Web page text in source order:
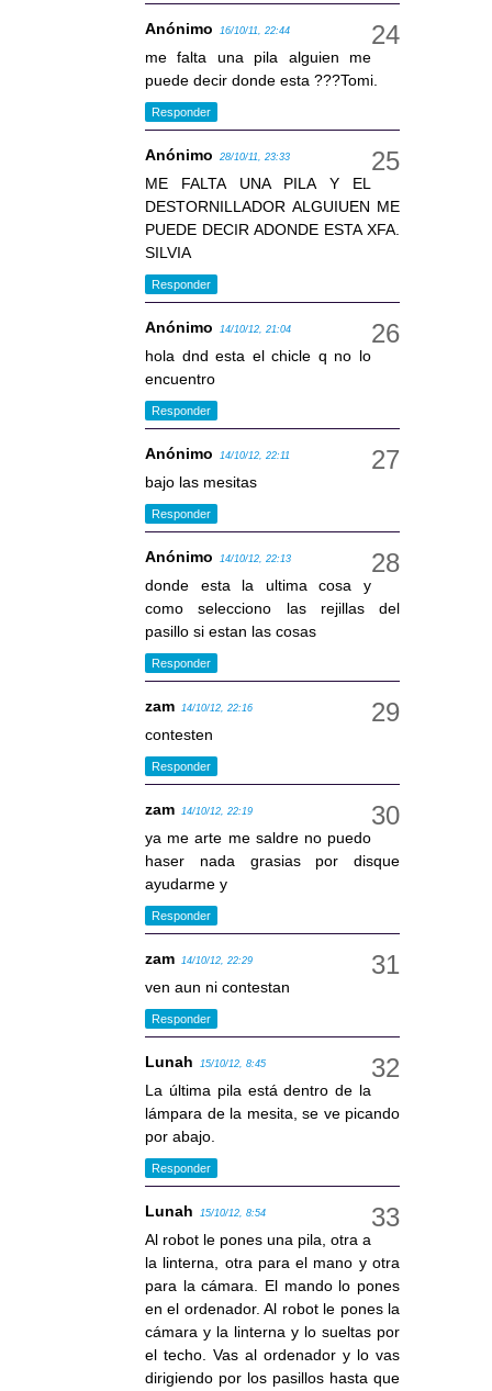
Anónimo 16/10/11, 22:44
me falta una pila alguien me
puede decir donde esta ???Tomi.
Responder
Anónimo 28/10/11, 23:33
ME FALTA UNA PILA Y EL
DESTORNILLADOR ALGUIUEN ME
PUEDE DECIR ADONDE ESTA XFA.
SILVIA
Responder
Anónimo 14/10/12, 21:04
hola dnd esta el chicle q no lo
encuentro
Responder
Anónimo 14/10/12, 22:11
bajo las mesitas
Responder
Anónimo 14/10/12, 22:13
donde esta la ultima cosa y
como selecciono las rejillas del
pasillo si estan las cosas
Responder
zam 14/10/12, 22:16
contesten
Responder
zam 14/10/12, 22:19
ya me arte me saldre no puedo
haser nada grasias por disque
ayudarme y
Responder
zam 14/10/12, 22:29
ven aun ni contestan
Responder
Lunah 15/10/12, 8:45
La última pila está dentro de la
lámpara de la mesita, se ve picando
por abajo.
Responder
Lunah 15/10/12, 8:54
Al robot le pones una pila, otra a
la linterna, otra para el mano y otra
para la cámara. El mando lo pones
en el ordenador. Al robot le pones la
cámara y la linterna y lo sueltas por
el techo. Vas al ordenador y lo vas
dirigiendo por los pasillos hasta que